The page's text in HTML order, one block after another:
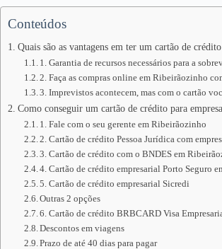
Conteúdos
Quais são as vantagens em ter um cartão de
1. Garantia de recursos necessários para a
2. Faça as compras online em Ribeirãozinho
3. Imprevistos acontecem, mas com o cartão
Como conseguir um cartão de crédito para
1. Fale com o seu gerente em Ribeirãozinho
2. Cartão de crédito Pessoa Jurídica com
3. Cartão de crédito com o BNDES em
4. Cartão de crédito empresarial Porto Seguro
5. Cartão de crédito empresarial Sicredi
Outras 2 opções
6. Cartão de crédito BRBCARD Visa
Descontos em viagens
Prazo de até 40 dias para pagar